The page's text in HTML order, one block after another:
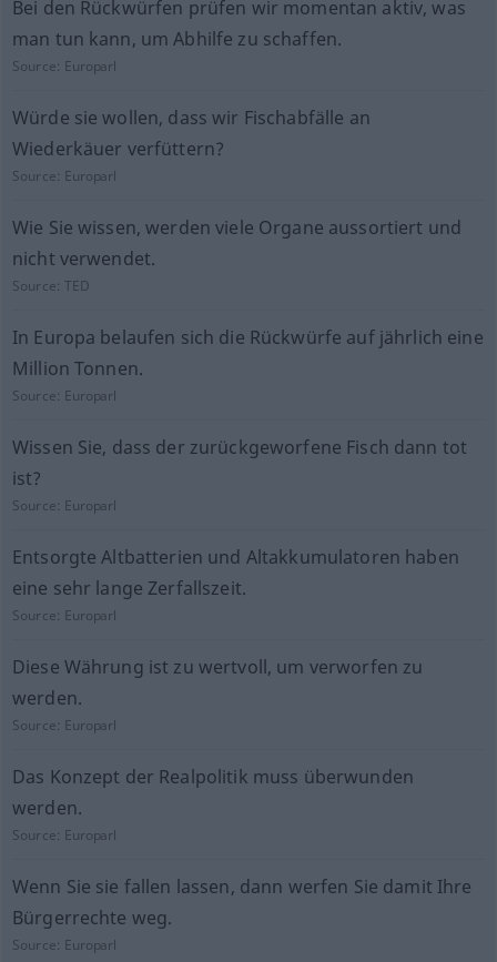
Bei den Rückwürfen prüfen wir momentan aktiv, was
man tun kann, um Abhilfe zu schaffen.
Source: Europarl
Würde sie wollen, dass wir Fischabfälle an
Wiederkäuer verfüttern?
Source: Europarl
Wie Sie wissen, werden viele Organe aussortiert und
nicht verwendet.
Source:TED
In Europa belaufen sich die Rückwürfe auf jährlich eine
Million Tonnen.
Source: Europarl
Wissen Sie, dass der zurückgeworfene Fisch dann tot
ist?
Source: Europarl
Entsorgte Altbatterien und Altakkumulatoren haben
eine sehr lange Zerfallszeit.
Source: Europarl
Diese Währung ist zu wertvoll, um verworfen zu
werden.
Source: Europarl
Das Konzept der Realpolitik muss überwunden
werden.
Source: Europarl
Wenn Sie sie fallen lassen, dann werfen Sie damit Ihre
Bürgerrechte weg.
Source: Europarl